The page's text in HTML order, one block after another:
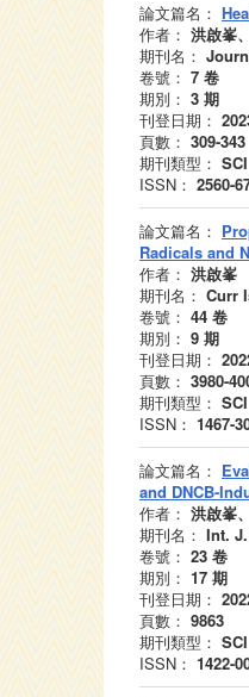
論文篇名：
作者： 洪啟峯
期刊名：
卷號： 7 卷
期別： 3 期
刊登日期：
頁數： 309-343
期刊類型： SCI
ISSN： 2560-
論文篇名：
Radicals and
作者： 洪啟峯
期刊名： Curr
卷號： 44 卷
期別： 9 期
刊登日期：
頁數： 3980-
期刊類型： SCI
ISSN： 1467-
論文篇名：
and DNCB-
作者： 洪啟峯
期刊名： Int.
卷號： 23 卷
期別： 17 期
刊登日期：
頁數： 9863
期刊類型： SCI
ISSN： 1422-